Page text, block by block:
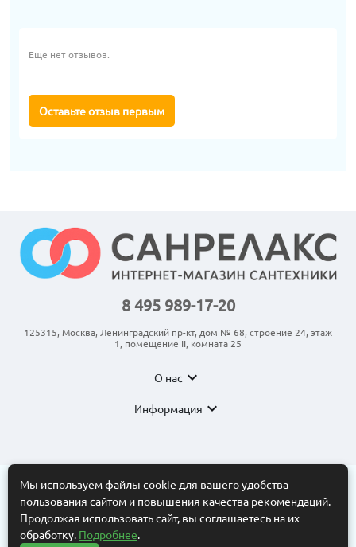
Еще нет отзывов.
Оставьте отзыв первым
8 495 989-17-20
125315, Москва, Ленинградский пр-кт, дом № 68, строение 24, этаж
1, помещение II, комната 25
О нас expand_more
Информация expand_more
© 2011-2026 ООО “АНКОМ”
Все торговые марки принадлежат их владельцам. Копирование
составляющих частей сайта в какой бы то ни было форме без
разрешения владельца авторских прав запрещено. Интернет-
Мы используем файлы cookie для вашего удобства
пользования сайтом и повышения качества рекомендаций.
Продолжая использовать сайт, вы соглашаетесь на их
обработку. Подробнее.